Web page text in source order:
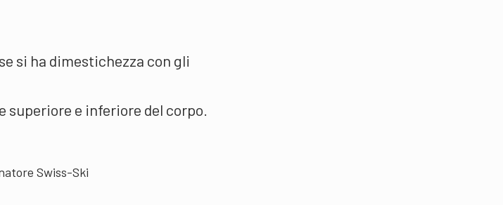
si ha dimestichezza con gli
e inferiore del corpo.
Swiss-Ski